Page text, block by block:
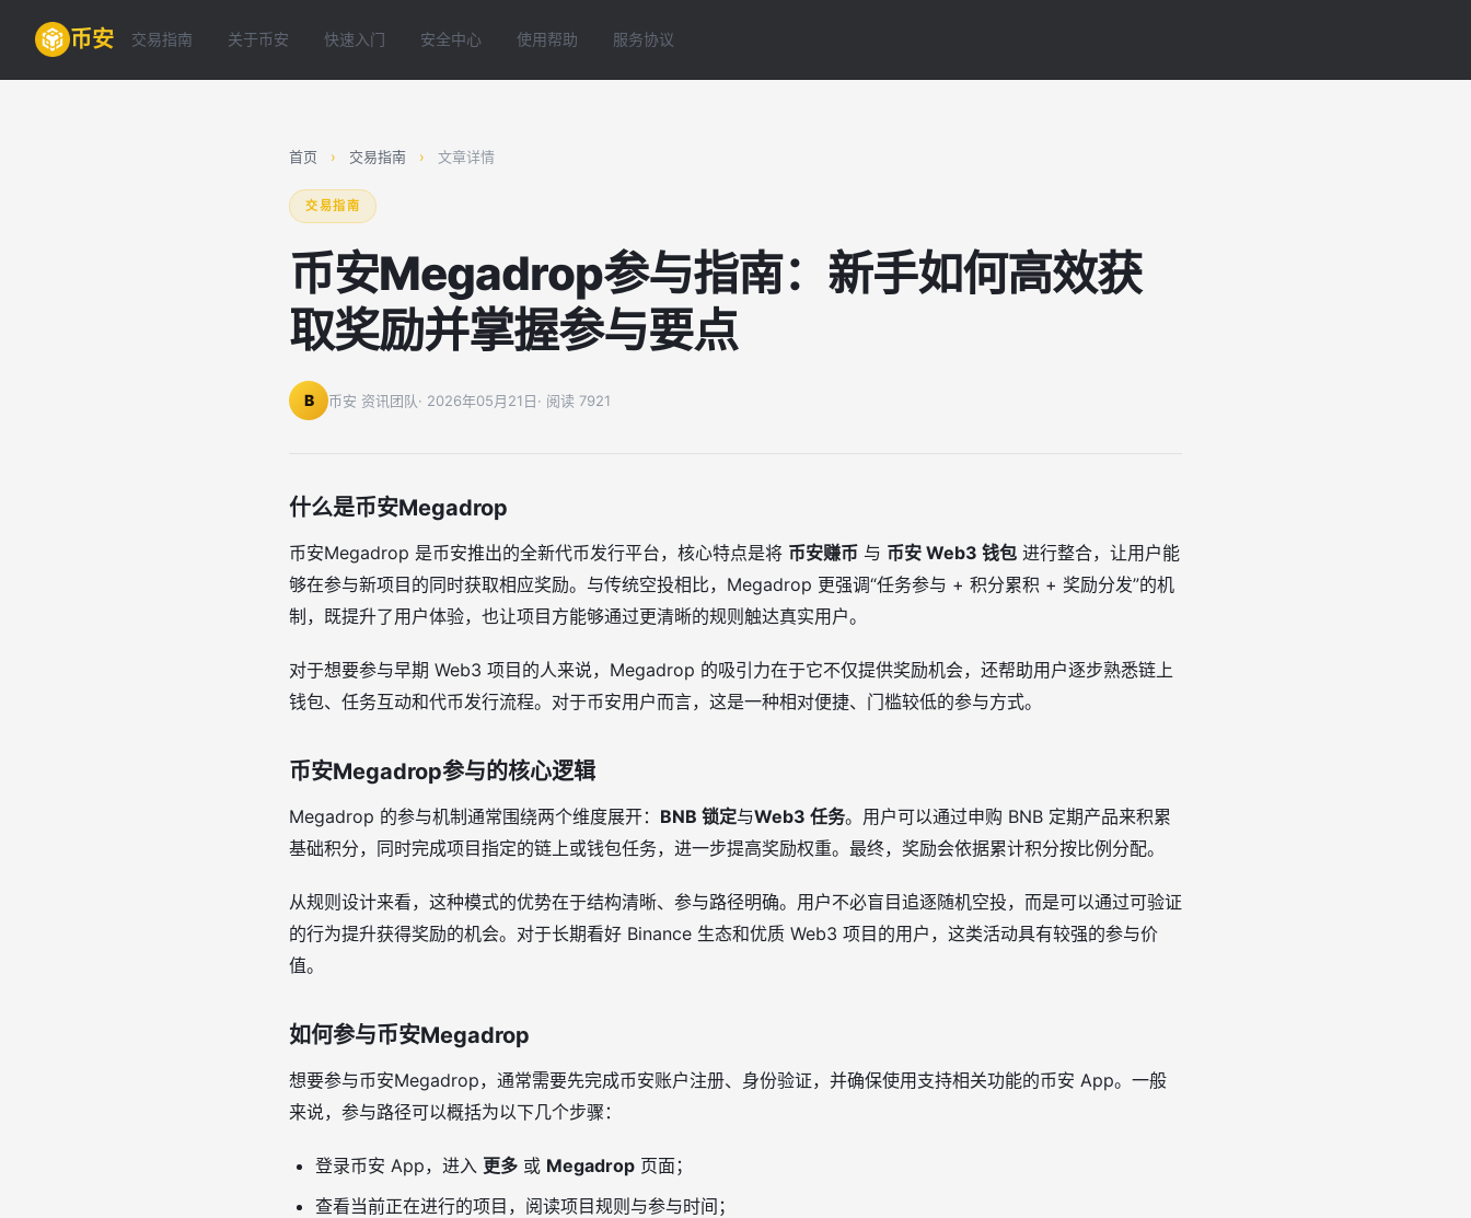
币安 交易指南 关于币安 快速入门 安全中心 使用帮助 服务协议
首页 › 交易指南 › 文章详情
交易指南
币安Megadrop参与指南：新手如何高效获
取奖励并掌握参与要点
B 币安 资讯团队· 2026年05月21日· 阅读 7921
什么是币安Megadrop
币安Megadrop 是币安推出的全新代币发行平台，核心特点是将 币安赚币 与 币安 Web3 钱包 进行整合，让用户能
够在参与新项目的同时获取相应奖励。与传统空投相比，Megadrop 更强调“任务参与 + 积分累积 + 奖励分发”的机
制，既提升了用户体验，也让项目方能够通过更清晰的规则触达真实用户。
对于想要参与早期 Web3 项目的人来说，Megadrop 的吸引力在于它不仅提供奖励机会，还帮助用户逐步熟悉链上
钱包、任务互动和代币发行流程。对于币安用户而言，这是一种相对便捷、门槛较低的参与方式。
币安Megadrop参与的核心逻辑
Megadrop 的参与机制通常围绕两个维度展开： BNB 锁定与Web3 任务。用户可以通过申购 BNB 定期产品来积累
基础积分，同时完成项目指定的链上或钱包任务，进一步提高奖励权重。最终，奖励会依据累计积分按比例分配。
从规则设计来看，这种模式的优势在于结构清晰、参与路径明确。用户不必盲目追逐随机空投，而是可以通过可验证
的行为提升获得奖励的机会。对于长期看好 Binance 生态和优质 Web3 项目的用户，这类活动具有较强的参与价
值。
如何参与币安Megadrop
想要参与币安Megadrop，通常需要先完成币安账户注册、身份验证，并确保使用支持相关功能的币安 App。一般
来说，参与路径可以概括为以下几个步骤：
登录币安 App，进入 更多 或 Megadrop 页面；
查看当前正在进行的项目，阅读项目规则与参与时间；